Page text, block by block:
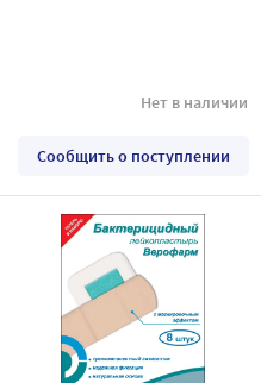
Нет в наличии
Сообщить о поступлении